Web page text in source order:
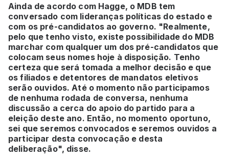
Ainda de acordo com Hagge, o MDB tem
conversado com lideranças políticas do estado e
com os pré-candidatos ao governo. "Realmente,
pelo que tenho visto, existe possibilidade do MDB
marchar com qualquer um dos pré-candidatos que
colocam seus nomes hoje à disposição. Tenho
certeza que será tomada a melhor decisão e que
os filiados e detentores de mandatos eletivos
serão ouvidos. Até o momento não participamos
de nenhuma rodada de conversa, nenhuma
discussão a cerca do apoio do partido para a
eleição deste ano. Então, no momento oportuno,
sei que seremos convocados e seremos ouvidos a
participar desta convocação e desta
deliberação", disse.